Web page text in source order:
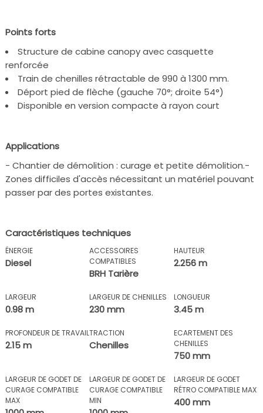
Points forts
Structure de cabine canopy avec casquette
renforcée
Train de chenilles rétractable de 990 à 1300 mm.
Déport pied de flèche (gauche 70°; droite 54°)
Disponible en version compacte à rayon court
Applications
- Chantier de démolition : curage et petite démolition.-
Zones difficiles d'accès nécessitant un matériel pouvant
passer par des portes existantes.
Caractéristiques techniques
ÉNERGIE
Diesel
ACCESSOIRES
COMPATIBLES
BRH Tarière
HAUTEUR
2.256 m
LARGEUR
0.98 m
LARGEUR DE CHENILLES
230 mm
LONGUEUR
3.45 m
PROFONDEUR DE TRAVAIL
2.15 m
TRACTION
Chenilles
ECARTEMENT DES
CHENILLES
750 mm
LARGEUR DE GODET DE
CURAGE COMPATIBLE
MAX
LARGEUR DE GODET DE
CURAGE COMPATIBLE
MIN
LARGEUR DE GODET
RÉTRO COMPATIBLE MAX
400 mm